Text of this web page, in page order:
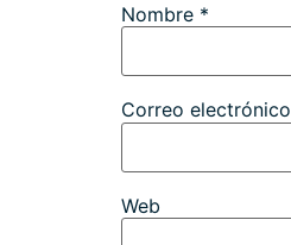
Nombre *
Correo electrónico
Web